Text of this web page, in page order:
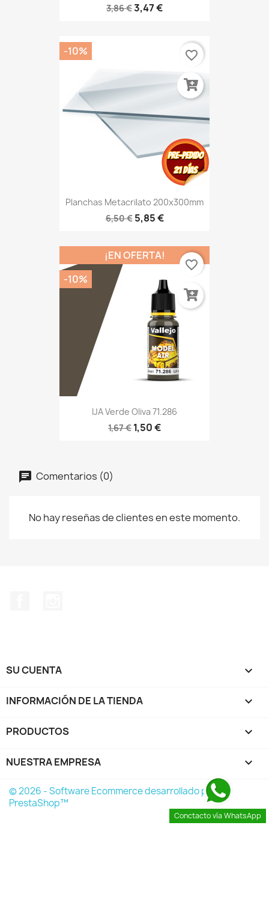
3,86 €3,47 €
Planchas Metacrilato 200x300mm
6,50 € 5,85 €
-10% favorite_border
IJA Verde Oliva 71.286
1,67 € 1,50 €
¡EN OFERTA!
-10%
favorite_border
Comentarios (0)
No hay reseñas de clientes en este momento.
SU CUENTA 
INFORMACIÓN DE LA TIENDA keyboard_arrow_down
PRODUCTOS 
NUESTRA EMPRESA 
© 2026 - Software Ecommerce desarrollado por
PrestaShop™
Conctacto vía WhatsApp